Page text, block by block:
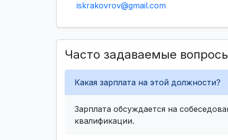
iskrakovrov@gmail.com
Часто задаваемые
Какая зарплата на этой должности?
Зарплата обсуждается на
квалификации.